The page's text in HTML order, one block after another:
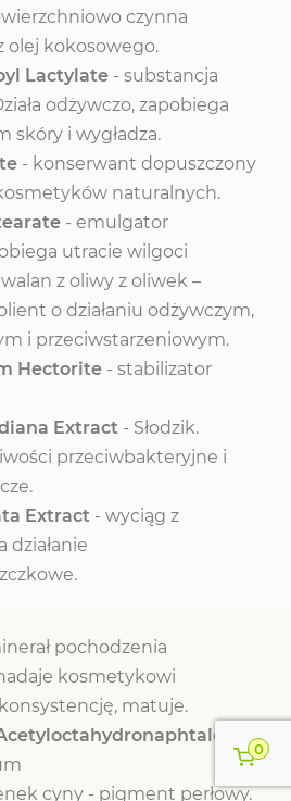
0
czynna
olej kokosowego.
Lactylate - substancja
odżywczo, zapobiega
skóry i wygładza.
- konserwant dopuszczony
naturalnych.
- emulgator
utracie wilgoci
z oliwy z oliwek –
o działaniu odżywczym,
i przeciwstarzeniowym.
Hectorite - stabilizator
Extract - Słodzik.
przeciwbakteryjne i
Extract - wyciąg z
działanie
pochodzenia
kosmetykowi
matuje.
-
cyny - pigment perłowy.